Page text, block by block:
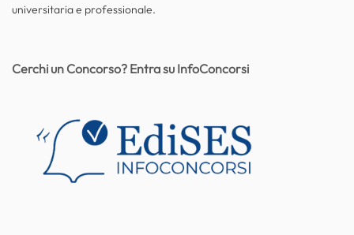
universitaria e professionale.
Cerchi un Concorso? Entra su InfoConcorsi